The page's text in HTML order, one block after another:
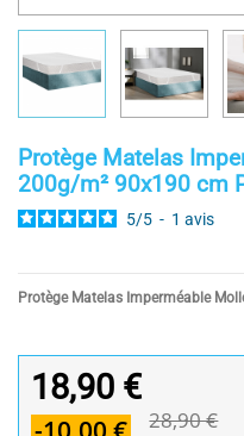
Protège Matelas
200g/m² 90x190 cm
5/5 - 1 avis
Protège Matelas Imperméable
18,90 €
28,90 €